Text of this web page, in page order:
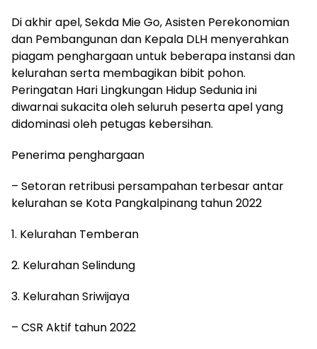
Di akhir apel, Sekda Mie Go, Asisten Perekonomian
dan Pembangunan dan Kepala DLH menyerahkan
piagam penghargaan untuk beberapa instansi dan
kelurahan serta membagikan bibit pohon.
Peringatan Hari Lingkungan Hidup Sedunia ini
diwarnai sukacita oleh seluruh peserta apel yang
didominasi oleh petugas kebersihan.
Penerima penghargaan
– Setoran retribusi persampahan terbesar antar
kelurahan se Kota Pangkalpinang tahun 2022
1. Kelurahan Temberan
2. Kelurahan Selindung
3. Kelurahan Sriwijaya
– CSR Aktif tahun 2022